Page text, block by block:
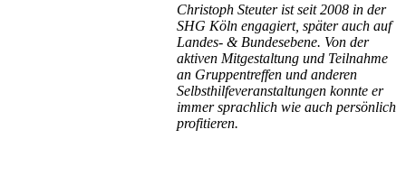
Christoph Steuter ist seit 2008 in der
SHG Köln engagiert, später auch auf
Landes- & Bundesebene. Von der
aktiven Mitgestaltung und Teilnahme
an Gruppentreffen und anderen
Selbsthilfeveranstaltungen konnte er
immer sprachlich wie auch persönlich
profitieren.